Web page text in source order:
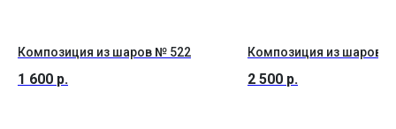
Композиция из шаров № 522
1 600 р.
Композиция из шаров
2 500 р.